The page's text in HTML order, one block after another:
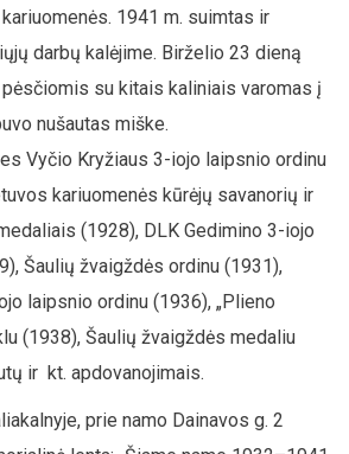
1941 m. suimtas ir
darbų kalėjime. Birželio 23 dieną
su kitais kaliniais varomas į
nušautas miške.
Vyčio Kryžiaus 3-iojo laipsnio ordinu
kariuomenės kūrėjų savanorių ir
(1928), DLK Gedimino 3-iojo
Šaulių žvaigždės ordinu (1931),
laipsnio ordinu (1936), „Plieno
(1938), Šaulių žvaigždės medaliu
ir kt. apdovanojimais.
prie namo Dainavos g. 2